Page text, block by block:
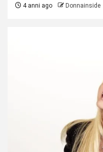
4 anni ago Donnainside